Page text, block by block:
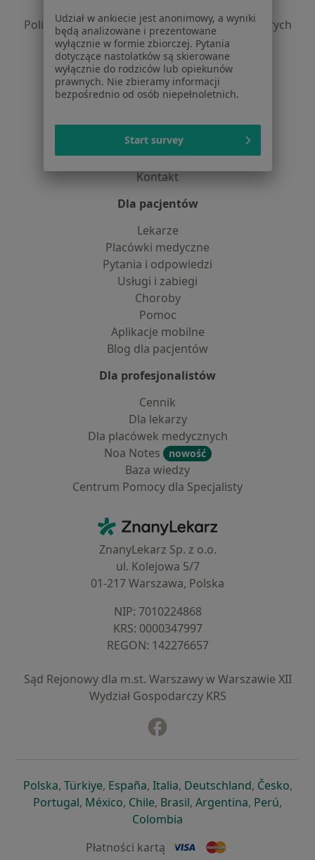
Polityka prywatności dla profesjonalistów, których
dane pozyskaliśmy samodzielnie
Polityka cookies
Jak działają wyniki wyszukiwania
Dostępność
Praca Rekrutujemy!
Partnerzy
Centrum prasowe
Kontakt
Dla pacjentów
Lekarze
Placówki medyczne
Pytania i odpowiedzi
Usługi i zabiegi
Choroby
Pomoc
Aplikacje mobilne
Blog dla pacjentów
Dla profesjonalistów
Cennik
Dla lekarzy
Dla placówek medycznych
Noa Notes
nowość
Baza wiedzy
Centrum Pomocy dla Specjalisty
ZnanyLekarz - Strona główna
ZnanyLekarz Sp. z o.o.
ul. Kolejowa 5/7
01-217 Warszawa, Polska
NIP: ⁠7010224868
KRS: ⁠0000347997
REGON: ⁠142276657
Sąd Rejonowy dla m.st. Warszawy w Warszawie XII
Wydział Gospodarczy KRS
Polskaotwiera się w nowej karcie
, Türkiyeotwiera się w nowej karcie
, Españaotwiera się w nowej karcie
, Italiaotwiera się w nowej
, Deutschlandotwiera się
, Česko,
Portugalotwiera się w nowej karcie
, Méxicootwiera się w nowej karcie
, Chileotwiera się w nowej karcie
, Brasilotwiera się w nowej
, Argentinaotwiera się
, Perú,
Colombia
Płatności kartą
Udział w ankiecie jest anonimowy, a wyniki
będą analizowane i prezentowane
wyłącznie w formie zbiorczej. Pytania
dotyczące nastolatków są skierowane
wyłącznie do rodziców lub opiekunów
prawnych. Nie zbieramy informacji
bezpośrednio od osób niepełnoletnich.
Start survey